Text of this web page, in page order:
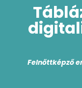
Felnőttképző